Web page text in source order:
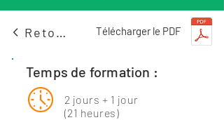
Retour Télécharger le PDF
Temps de formation :
2 jours + 1 jour
(21 heures)